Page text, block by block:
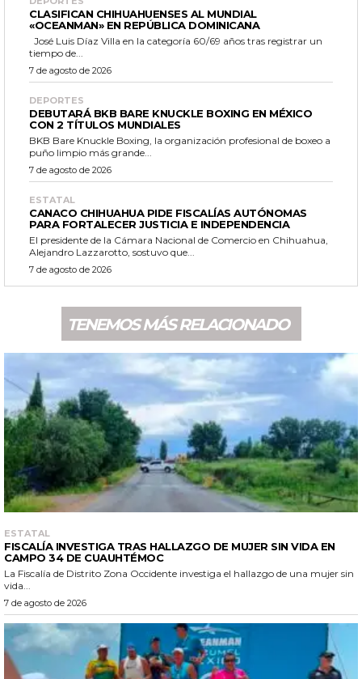
CLASIFICAN CHIHUAHUENSES AL MUNDIAL
«OCEANMAN» EN REPÚBLICA DOMINICANA
tiempo de...
7 de agosto de 2026
DEPORTES
DEBUTARÁ BKB BARE KNUCKLE BOXING EN MÉXICO
CON 2 TÍTULOS MUNDIALES
BKB Bare Knuckle Boxing, la organización profesional de boxeo a
puño limpio más grande...
7 de agosto de 2026
ESTATAL
CANACO CHIHUAHUA PIDE FISCALÍAS AUTÓNOMAS
PARA FORTALECER JUSTICIA E INDEPENDENCIA
El presidente de la Cámara Nacional de Comercio en Chihuahua,
Alejandro Lazzarotto, sostuvo que...
7 de agosto de 2026
TENEMOS MÁS RELACIONADO
ESTATAL
FISCALÍA INVESTIGA TRAS HALLAZGO DE MUJER SIN VIDA EN
CAMPO 34 DE CUAUHTÉMOC
La Fiscalía de Distrito Zona Occidente investiga el hallazgo de una mujer sin
vida...
7 de agosto de 2026